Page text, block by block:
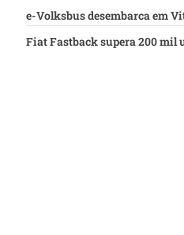
e-Volksbus desembarca em
Fiat Fastback supera 200 mil